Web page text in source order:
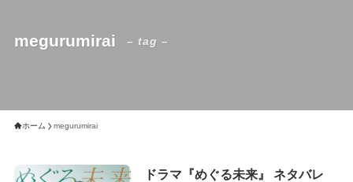
megurumirai – tag –
ホーム megurumirai
ドラマ『めぐる未来』 ネタバレ